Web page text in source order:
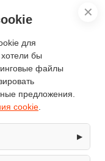
В корзину
в 1 клик
✕
для
бы
файлы
предложения.
cookie
▶
оформление